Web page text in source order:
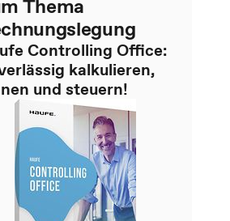
Thema
Controlling Office:
kalkulieren,
und steuern!